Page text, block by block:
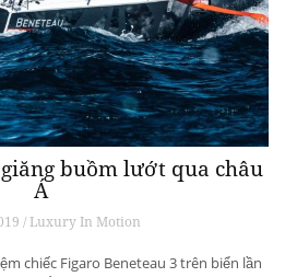
buồm lướt qua châu
Á
/ Luxury In Motion
chiếc Figaro Beneteau 3 trên biển lần